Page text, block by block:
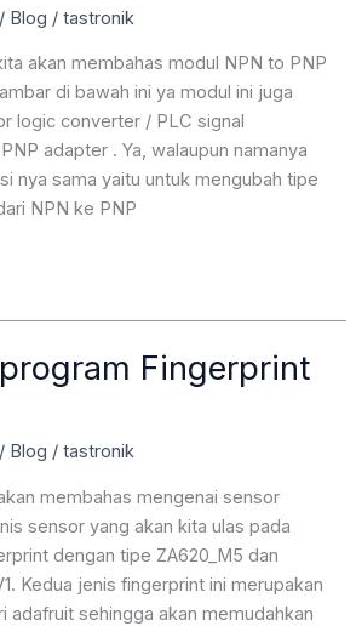
/ Blog /tastronik
akan membahas modul NPN to PNP
di bawah ini ya modul ini juga
logic converter / PLC signal
adapter . Ya, walaupun namanya
nya sama yaitu untuk mengubah tipe
NPN ke PNP
Fingerprint
/ Blog /tastronik
membahas mengenai sensor
sensor yang akan kita ulas pada
dengan tipe ZA620_M5 dan
Kedua jenis fingerprint ini merupakan
adafruit sehingga akan memudahkan